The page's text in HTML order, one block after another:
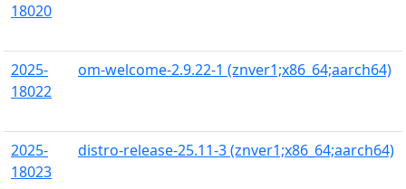
18020
2025-
18022
om-welcome-2.9.22-1 (znver1;x86_64;aarch64)
2025-
18023
distro-release-25.11-3 (znver1;x86_64;aarch64)